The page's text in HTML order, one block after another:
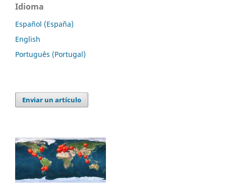
Idioma
Español (España)
English
Português (Portugal)
Enviar un artículo